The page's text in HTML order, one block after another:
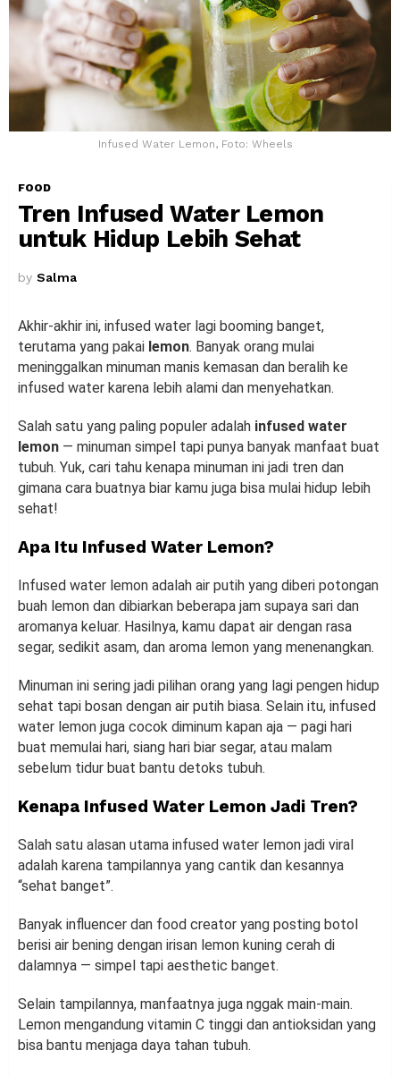
Infused Water Lemon, Foto: Wheels
FOOD
Tren Infused Water Lemon
untuk Hidup Lebih Sehat
by Salma
Akhir-akhir ini, infused water lagi booming banget,
terutama yang pakai lemon. Banyak orang mulai
meninggalkan minuman manis kemasan dan beralih ke
infused water karena lebih alami dan menyehatkan.
Salah satu yang paling populer adalah infused water
lemon — minuman simpel tapi punya banyak manfaat buat
tubuh. Yuk, cari tahu kenapa minuman ini jadi tren dan
gimana cara buatnya biar kamu juga bisa mulai hidup lebih
sehat!
Apa Itu Infused Water Lemon?
Infused water lemon adalah air putih yang diberi potongan
buah lemon dan dibiarkan beberapa jam supaya sari dan
aromanya keluar. Hasilnya, kamu dapat air dengan rasa
segar, sedikit asam, dan aroma lemon yang menenangkan.
Minuman ini sering jadi pilihan orang yang lagi pengen hidup
sehat tapi bosan dengan air putih biasa. Selain itu, infused
water lemon juga cocok diminum kapan aja — pagi hari
buat memulai hari, siang hari biar segar, atau malam
sebelum tidur buat bantu detoks tubuh.
Kenapa Infused Water Lemon Jadi Tren?
Salah satu alasan utama infused water lemon jadi viral
adalah karena tampilannya yang cantik dan kesannya
“sehat banget”.
Banyak influencer dan food creator yang posting botol
berisi air bening dengan irisan lemon kuning cerah di
dalamnya — simpel tapi aesthetic banget.
Selain tampilannya, manfaatnya juga nggak main-main.
Lemon mengandung vitamin C tinggi dan antioksidan yang
bisa bantu menjaga daya tahan tubuh.